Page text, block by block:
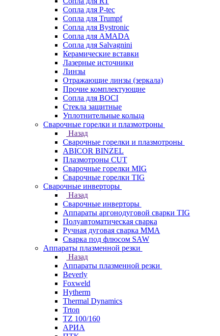
Сопла для P-tec
Сопла для Trumpf
Сопла для Bystronic
Сопла для AMADA
Сопла для Salvagnini
Керамические вставки
Лазерные источники
Линзы
Отражающие линзы (зеркала)
Прочие комплектующие
Сопла для BOCI
Стекла защитные
Уплотнительные кольца
Сварочные горелки и плазмотроны
Назад
Сварочные горелки и плазмотроны
ABICOR BINZEL
Плазмотроны CUT
Сварочные горелки MIG
Сварочные горелки TIG
Сварочные инверторы
Назад
Сварочные инверторы
Аппараты аргонодуговой сварки TIG
Полуавтоматическая сварка
Ручная дуговая сварка MMA
Сварка под флюсом SAW
Аппараты плазменной резки
Назад
Аппараты плазменной резки
Beverly
Foxweld
Hytherm
Thermal Dynamics
Trton
TZ 100/160
АРИА